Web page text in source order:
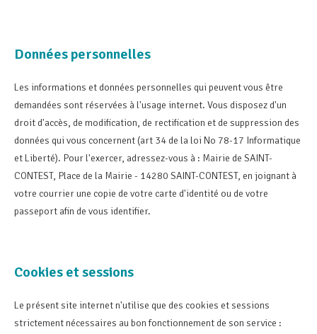
Données personnelles
Les informations et données personnelles qui peuvent vous être
demandées sont réservées à l'usage internet. Vous disposez d'un
droit d'accès, de modification, de rectification et de suppression des
données qui vous concernent (art 34 de la loi No 78-17 Informatique
et Liberté). Pour l'exercer, adressez-vous à : Mairie de SAINT-
CONTEST, Place de la Mairie - 14280 SAINT-CONTEST, en joignant à
votre courrier une copie de votre carte d'identité ou de votre
passeport afin de vous identifier.
Cookies et sessions
Le présent site internet n'utilise que des cookies et sessions
strictement nécessaires au bon fonctionnement de son service :